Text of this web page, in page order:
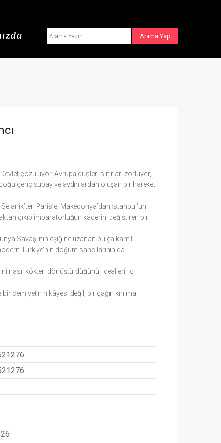
çözülüyor, Avrupa güçleri sınırları zorluyor,
genç subay ve aydınlardan oluşan bir hareket
Paris’e, Makedonya’dan İstanbul’un
çıkıp imparatorluğun kaderini değiştiren bir
Savaşı’nın eşiğine uzanan bu çalkantılı
Türkiye’nin doğum sancılarının da
nasıl kökten dönüştürdüğünü; idealleri, iç
cemiyetin hikâyesi değil, bir çağın kırılma